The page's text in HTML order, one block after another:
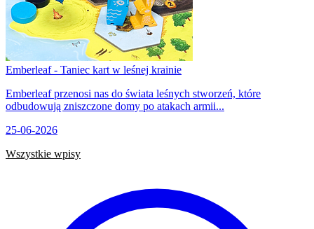
Emberleaf - Taniec kart w leśnej krainie
Emberleaf przenosi nas do świata leśnych stworzeń, które
odbudowują zniszczone domy po atakach armii...
25-06-2026
Wszystkie wpisy